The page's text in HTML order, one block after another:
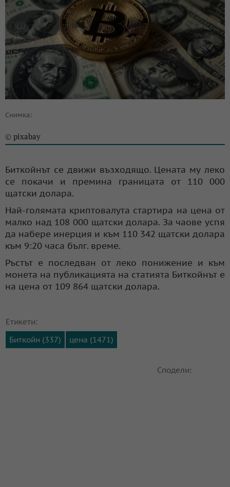
Снимка:
© pixabay
Биткойнът се движи възходящо. Цената му леко
се покачи и премина границата от 110 000
щатски долара.
Най-голямата криптовалута стартира на цена от
малко над 108 000 щатски долара. За чаове успя
да набере инерция и към 110 342 щатски долара
към 9:20 часа бълг. време.
Ръстът е последван от леко понижение и към
монета на публикацията на статията Биткойнът е
на цена от 109 864 щатски долара.
Етикети:
Биткойн (337)
цена (1471)
Сподели: